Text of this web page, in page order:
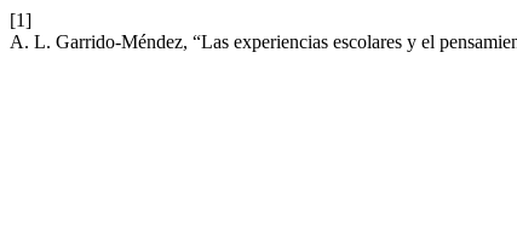
[1]
A. L. Garrido-Méndez, “Las experiencias escolares y el